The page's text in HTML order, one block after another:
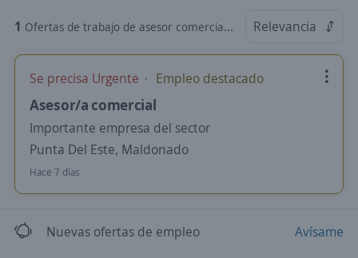
1 Ofertas de trabajo de asesor comercial en Maldonado Relevancia
Se precisa Urgente Empleo destacado
Asesor/a comercial
Importante empresa del sector
Punta Del Este, Maldonado
Hace 7 días
Nuevas ofertas de empleo Avísame